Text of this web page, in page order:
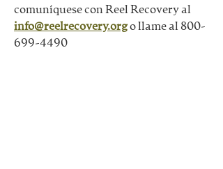
comuníquese con Reel Recovery al
info@reelrecovery.orgo llame al 800-
699-4490